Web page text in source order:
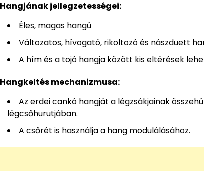
Hangjának jellegzetességei:
Éles, magas hangú
Változatos, hívogató, rikoltozó és nászduett
A hím és a tojó hangja között kis eltérések
Hangkeltés mechanizmusa:
Az erdei cankó hangját a légzsákjainak
légcsőhurutjában.
A csőrét is használja a hang modulálásához.